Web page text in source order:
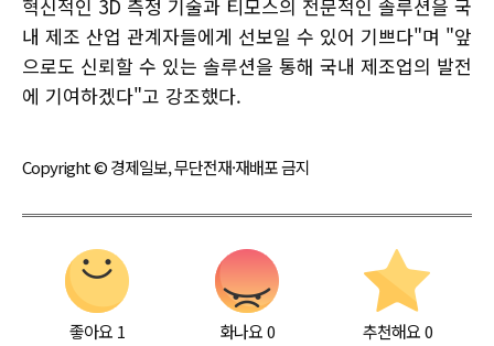
혁신적인 3D 측정 기술과 티모스의 전문적인 솔루션을 국
내 제조 산업 관계자들에게 선보일 수 있어 기쁘다"며 "앞
으로도 신뢰할 수 있는 솔루션을 통해 국내 제조업의 발전
에 기여하겠다"고 강조했다.
Copyright © 경제일보, 무단전재·재배포 금지
좋아요 1 화나요0 추천해요 0